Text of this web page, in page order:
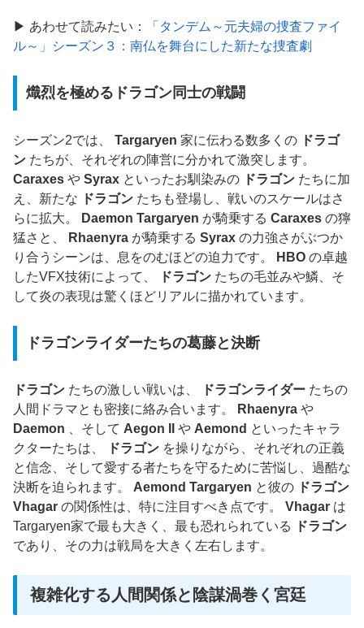
▶ あわせて読みたい：
「タンデム～元夫婦の捜査ファイ
ル～」シーズン３：南仏を舞台にした新たな捜査劇
熾烈を極めるドラゴン同士の戦闘
シーズン2では、 Targaryen 家に伝わる数多くの
ドラゴ
ン たちが、それぞれの陣営に分かれて激突します。
Caraxes や Syrax といったお馴染みの ドラゴン たちに加
え、新たな
ドラゴン たちも登場し、戦いのスケールはさ
らに拡大。
Daemon Targaryen が騎乗する Caraxes の獰
猛さと、
Rhaenyra が騎乗する Syrax の力強さがぶつか
り合うシーンは、息をのむほどの迫力です。
HBO の卓越
したVFX技術によって、
ドラゴン たちの毛並みや鱗、そ
して炎の表現は驚くほどリアルに描かれています。
ドラゴンライダーたちの葛藤と決断
ドラゴン たちの激しい戦いは、 ドラゴンライダー たちの
人間ドラマとも密接に絡み合います。
Rhaenyra や
Daemon 、そして Aegon II や Aemond といったキャラ
クターたちは、
ドラゴン を操りながら、それぞれの正義
と信念、そして愛する者たちを守るために苦悩し、過酷な
決断を迫られます。 Aemond Targaryen と彼の
ドラゴン
Vhagar の関係性は、特に注目すべき点です。 Vhagar は
Targaryen家で最も大きく、最も恐れられている
ドラゴン
であり、その力は戦局を大きく左右します。
複雑化する人間関係と陰謀渦巻く宮廷